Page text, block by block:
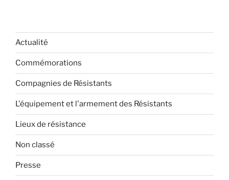
Actualité
Commémorations
Compagnies de Résistants
L'équipement et l'armement des Résistants
Lieux de résistance
Non classé
Presse